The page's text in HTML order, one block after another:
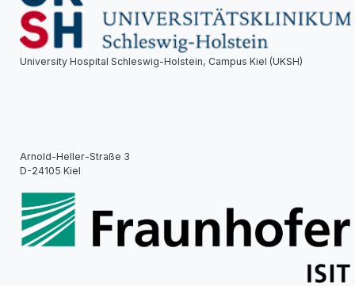
University Hospital Schleswig-Holstein, Campus Kiel (UKSH)
Arnold-Heller-Straße 3
D-24105 Kiel